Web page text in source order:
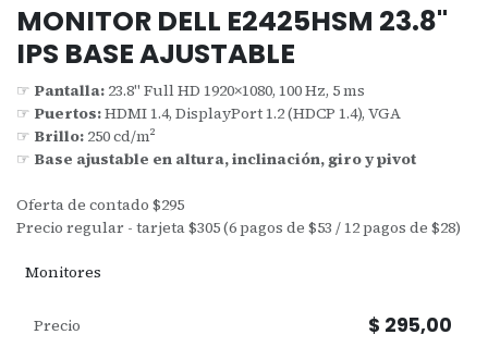
MONITOR DELL E2425HSM 23.8"
IPS BASE AJUSTABLE
☞ Pantalla: 23.8" Full HD 1920×1080, 100 Hz, 5 ms
☞ Puertos:HDMI 1.4, DisplayPort 1.2 (HDCP 1.4), VGA
☞ Brillo: 250 cd/m²
☞ Base ajustable en altura, inclinación, giro y pivot
Oferta de contado $295
Precio regular - tarjeta $305 (6 pagos de $53 / 12 pagos de $28)
Monitores
Precio $ 295,00